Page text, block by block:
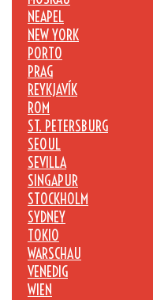
NEAPEL
NEW YORK
PORTO
PRAG
REYKJAVÍK
ROM
ST. PETERSBURG
SEOUL
SEVILLA
SINGAPUR
STOCKHOLM
SYDNEY
TOKIO
WARSCHAU
VENEDIG
WIEN